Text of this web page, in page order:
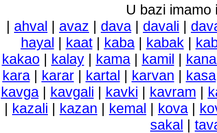
U bazi imamo
| ahval | avaz | dava| davali |
hayal | kaat| kaba| kabak |
kakao | kalay| kama| kamil |
kara| karar| kartal | karvan | kasa
kavga| kavgali | kavki | kavram |
| kazali | kazan | kemal | kova|
sakal |